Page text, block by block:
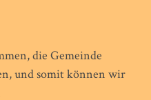
die Gemeinde
und somit können wir